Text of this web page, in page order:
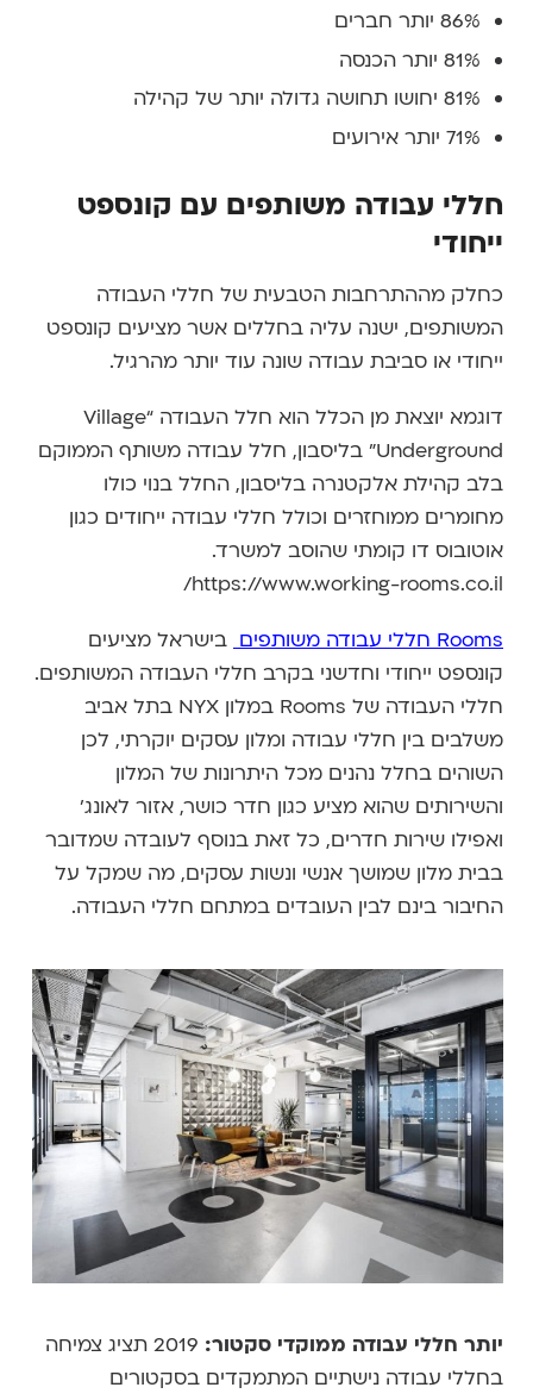
86% יותר חברים
81% יותר הכנסה
81% יחושו תחושה גדולה יותר של קהילה
71% יותר אירועים
חללי עבודה משותפים עם קונספט
ייחודי
כחלק מההתרחבות הטבעית של חללי העבודה
המשותפים, ישנה עליה בחללים אשר מציעים קונספט
ייחודי או סביבת עבודה שונה עוד יותר מהרגיל.
דוגמא יוצאת מן הכלל הוא חלל העבודה “Village
Underground” בליסבון, חלל עבודה משותף הממוקם
בלב קהילת אלקטנרה בליסבון, החלל בנוי כולו
מחומרים ממוחזרים וכולל חללי עבודה ייחודים כגון
אוטובוס דו קומתי שהוסב למשרד.
https://www.working-rooms.co.il/
Rooms חללי עבודה משותפים
בישראל מציעים
קונספט ייחודי וחדשני בקרב חללי העבודה המשותפים.
חללי העבודה של Rooms במלון NYX בתל אביב
משלבים בין חללי עבודה ומלון עסקים יוקרתי, לכן
השוהים בחלל נהנים מכל היתרונות של המלון
והשירותים שהוא מציע כגון חדר כושר, אזור לאונג'
ואפילו שירות חדרים, כל זאת בנוסף לעובדה שמדובר
בבית מלון שמושך אנשי ונשות עסקים, מה שמקל על
החיבור בינם לבין העובדים במתחם חללי העבודה.
יותר חללי עבודה ממוקדי סקטור:
2019 תציג צמיחה
בחללי עבודה נישתיים המתמקדים בסקטורים